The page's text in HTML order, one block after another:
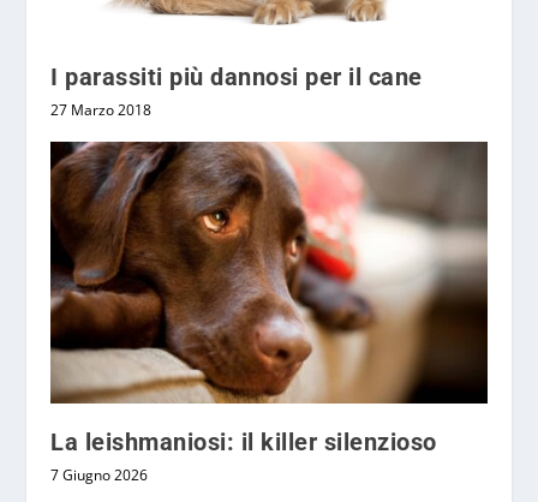
I parassiti più dannosi per il cane
27 Marzo 2018
La leishmaniosi: il killer silenzioso
7 Giugno 2026